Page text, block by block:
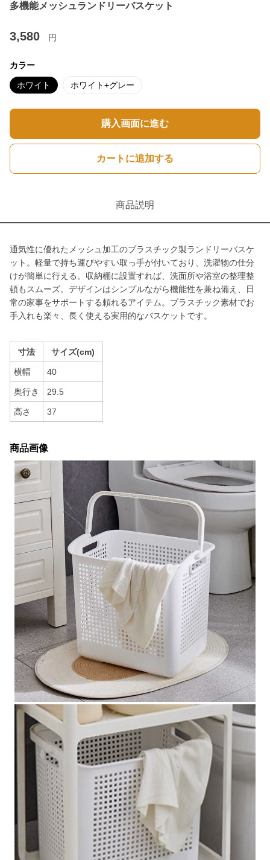
多機能メッシュランドリーバスケット
3,580 円
カラー
ホワイト ホワイト+グレー
購入画面に進む
カートに追加する
商品説明
通気性に優れたメッシュ加工のプラスチック製ランドリーバスケ
ット。軽量で持ち運びやすい取っ手が付いており、洗濯物の仕分
けが簡単に行える。収納棚に設置すれば、洗面所や浴室の整理整
頓もスムーズ。デザインはシンプルながら機能性を兼ね備え、日
常の家事をサポートする頼れるアイテム。プラスチック素材でお
手入れも楽々、長く使える実用的なバスケットです。
寸法 サイズ(cm)
横幅 40
奥行き 29.5
高さ 37
商品画像